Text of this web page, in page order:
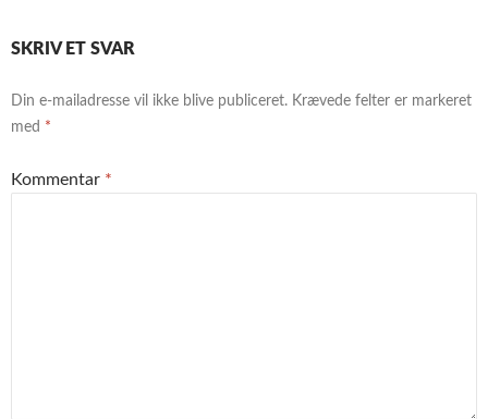
SKRIV ET SVAR
Din e-mailadresse vil ikke blive publiceret. Krævede felter er markeret
med *
Kommentar *